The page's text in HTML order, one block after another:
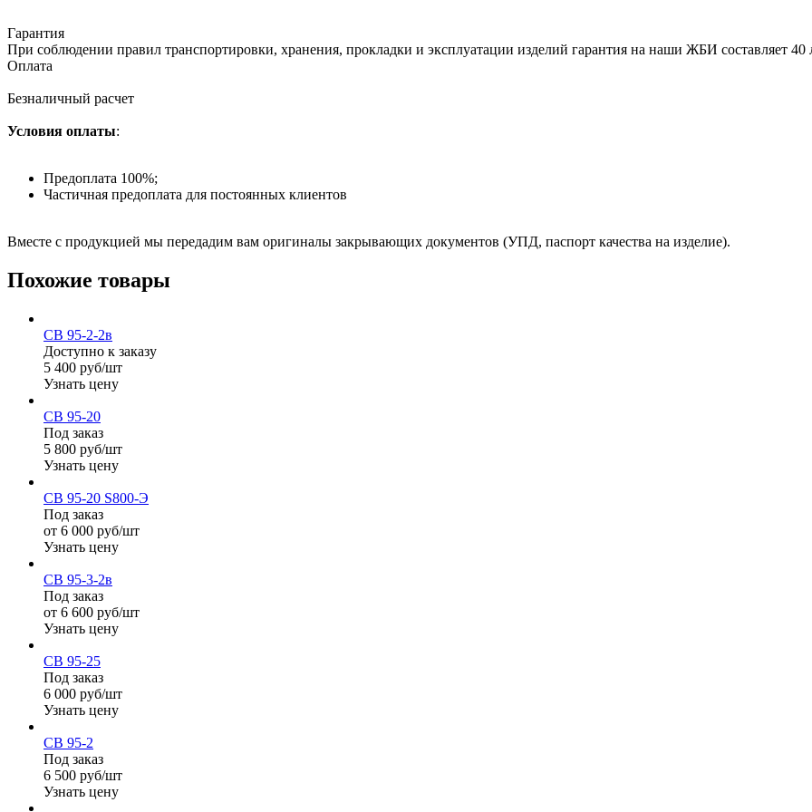
Гарантия
При соблюдении правил транспортировки, хранения, прокладки и эксплуатации изделий гарантия на наши ЖБИ составляет 40
Оплата
Безналичный расчет
Условия оплаты:
Предоплата 100%;
Частичная предоплата для постоянных клиентов
Вместе с продукцией мы передадим вам оригиналы закрывающих документов (УПД, паспорт качества на изделие).
Похожие товары
СВ 95-2-2в
Доступно к заказу
5 400 руб/шт
Узнать цену
СВ 95-20
Под заказ
5 800 руб/шт
Узнать цену
СВ 95-20 S800-Э
Под заказ
от 6 000 руб/шт
Узнать цену
СВ 95-3-2в
Под заказ
от 6 600 руб/шт
Узнать цену
СВ 95-25
Под заказ
6 000 руб/шт
Узнать цену
СВ 95-2
Под заказ
6 500 руб/шт
Узнать цену